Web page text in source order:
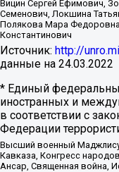
Вицин Сергей Ефимович,
Семенович, Локшина
Полякова Мара
Константинович
Источник: http://
данные на 24.03.2022
* Единый
иностранных и
в соответствии с
Федерации
Высший военный
Кавказа, Конгресс
Ансар, Священная война,